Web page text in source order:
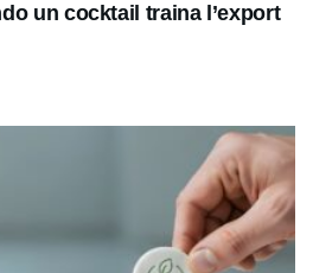
un cocktail traina l’export